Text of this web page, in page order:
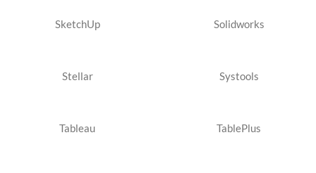
SketchUp Solidworks
Stellar Systools
Tableau TablePlus